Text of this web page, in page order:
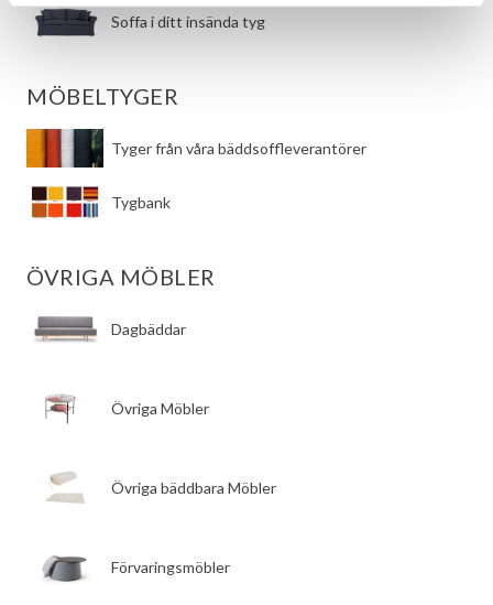
Soffa i ditt insända tyg
MÖBELTYGER
Tyger från våra bäddsoffleverantörer
Tygbank
ÖVRIGA MÖBLER
Dagbäddar
Övriga Möbler
Övriga bäddbara Möbler
Förvaringsmöbler